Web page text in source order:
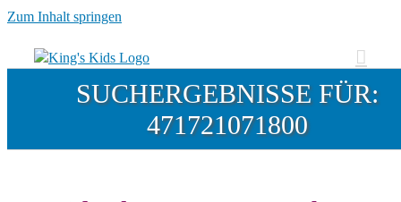
Zum Inhalt springen
SUCHERGEBNISSE FÜR:
471721071800